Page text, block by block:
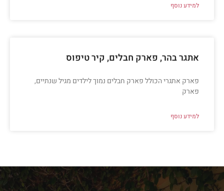
למידע נוסף
אתגר בהר, פארק חבלים, קיר טיפוס
פארק אתגרי הכולל פארק חבלים נמוך לילדים מגיל שנתיים,
פארק
למידע נוסף